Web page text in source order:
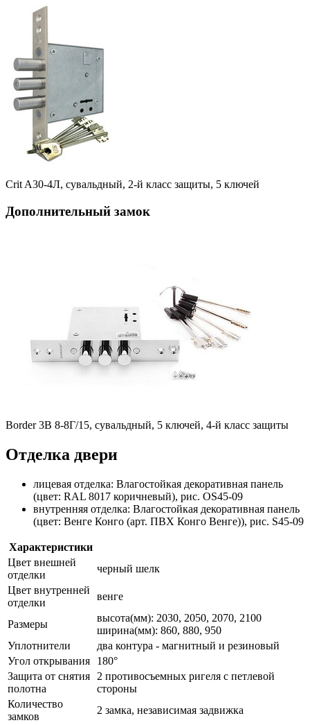
Crit A30-4Л, сувальдный, 2-й класс защиты, 5 ключей
Дополнительный замок
Border 3В 8-8Г/15, сувальдный, 5 ключей, 4-й класс защиты
Отделка двери
лицевая отделка: Влагостойкая декоративная панель
(цвет: RAL 8017 коричневый), рис. OS45-09
внутренняя отделка: Влагостойкая декоративная панель
(цвет: Венге Конго (арт. ПВХ Конго Венге)), рис. S45-09
Характеристики
Цвет внешней
отделки
черный шелк
Цвет внутренней
отделки
венге
Размеры
высота(мм): 2030, 2050, 2070, 2100
ширина(мм): 860, 880, 950
Уплотнители
два контура - магнитный и резиновый
Угол открывания
180°
Защита от снятия
полотна
2 противосъемных ригеля с петлевой
стороны
Количество
замков
2 замка, независимая задвижка